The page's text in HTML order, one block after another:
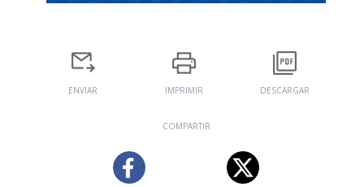
ENVIAR IMPRIMIR DESCARGAR
COMPARTIR